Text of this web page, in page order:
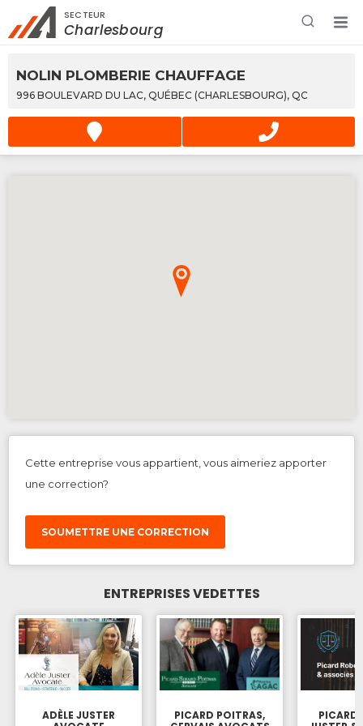
Rechercher à proximité - Entreprise / Rabais /
Services
SECTEUR
Charlesbourg
NOLIN PLOMBERIE CHAUFFAGE
996 BOULEVARD DU LAC, QUÉBEC (CHARLESBOURG), QC
Cette entreprise vous appartient, vous aimeriez apporter
une correction?
SOUMETTRE UNE CORRECTION
ENTREPRISES VEDETTES
ADÈLE JUSTER
PICARD POITRAS,
PICARD